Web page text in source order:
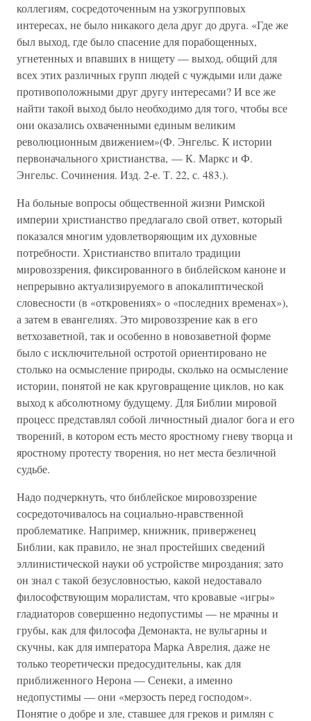
коллегиям, сосредоточенным на узкогрупповых
интересах, не было никакого дела друг до друга. «Где же
был выход, где было спасение для порабощенных,
угнетенных и впавших в нищету — выход, общий для
всех этих различных групп людей с чуждыми или даже
противоположными друг другу интересами? И все же
найти такой выход было необходимо для того, чтобы все
они оказались охваченными единым великим
революционным движением»(Ф. Энгельс. К истории
первоначального христианства, — К. Маркс и Ф.
Энгельс. Сочинения. Изд. 2-е. Т. 22, с. 483.).
На больные вопросы общественной жизни Римской
империи христианство предлагало свой ответ, который
показался многим удовлетворяющим их духовные
потребности. Христианство впитало традиции
мировоззрения, фиксированного в библейском каноне и
непрерывно актуализируемого в апокалиптической
словесности (в «откровениях» о «последних временах»),
а затем в евангелиях. Это мировоззрение как в его
ветхозаветной, так и особенно в новозаветной форме
было с исключительной остротой ориентировано не
столько на осмысление природы, сколько на осмысление
истории, понятой не как круговращение циклов, но как
выход к абсолютному будущему. Для Библии мировой
процесс представлял собой личностный диалог бога и его
творений, в котором есть место яростному гневу творца и
яростному протесту творения, но нет места безличной
судьбе.
Надо подчеркнуть, что библейское мировоззрение
сосредоточивалось на социально-нравственной
проблематике. Например, книжник, приверженец
Библии, как правило, не знал простейших сведений
эллинистической науки об устройстве мироздания; зато
он знал с такой безусловностью, какой недоставало
философствующим моралистам, что кровавые «игры»
гладиаторов совершенно недопустимы — не мрачны и
грубы, как для философа Демонакта, не вульгарны и
скучны, как для императора Марка Аврелия, даже не
только теоретически предосудительны, как для
приближенного Нерона — Сенеки, а именно
недопустимы — они «мерзость перед господом».
Понятие о добре и зле, ставшее для греков и римлян с